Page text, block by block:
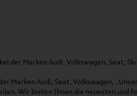
Marken Audi, Volkswagen, Seat,
Marken Audi, Seat, Volkswagen, .
Wir bieten Ihnen die neuesten